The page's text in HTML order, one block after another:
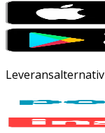
Leveransalternativ